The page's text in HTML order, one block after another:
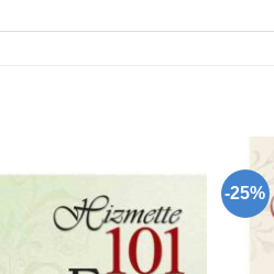
wishlist
-25%